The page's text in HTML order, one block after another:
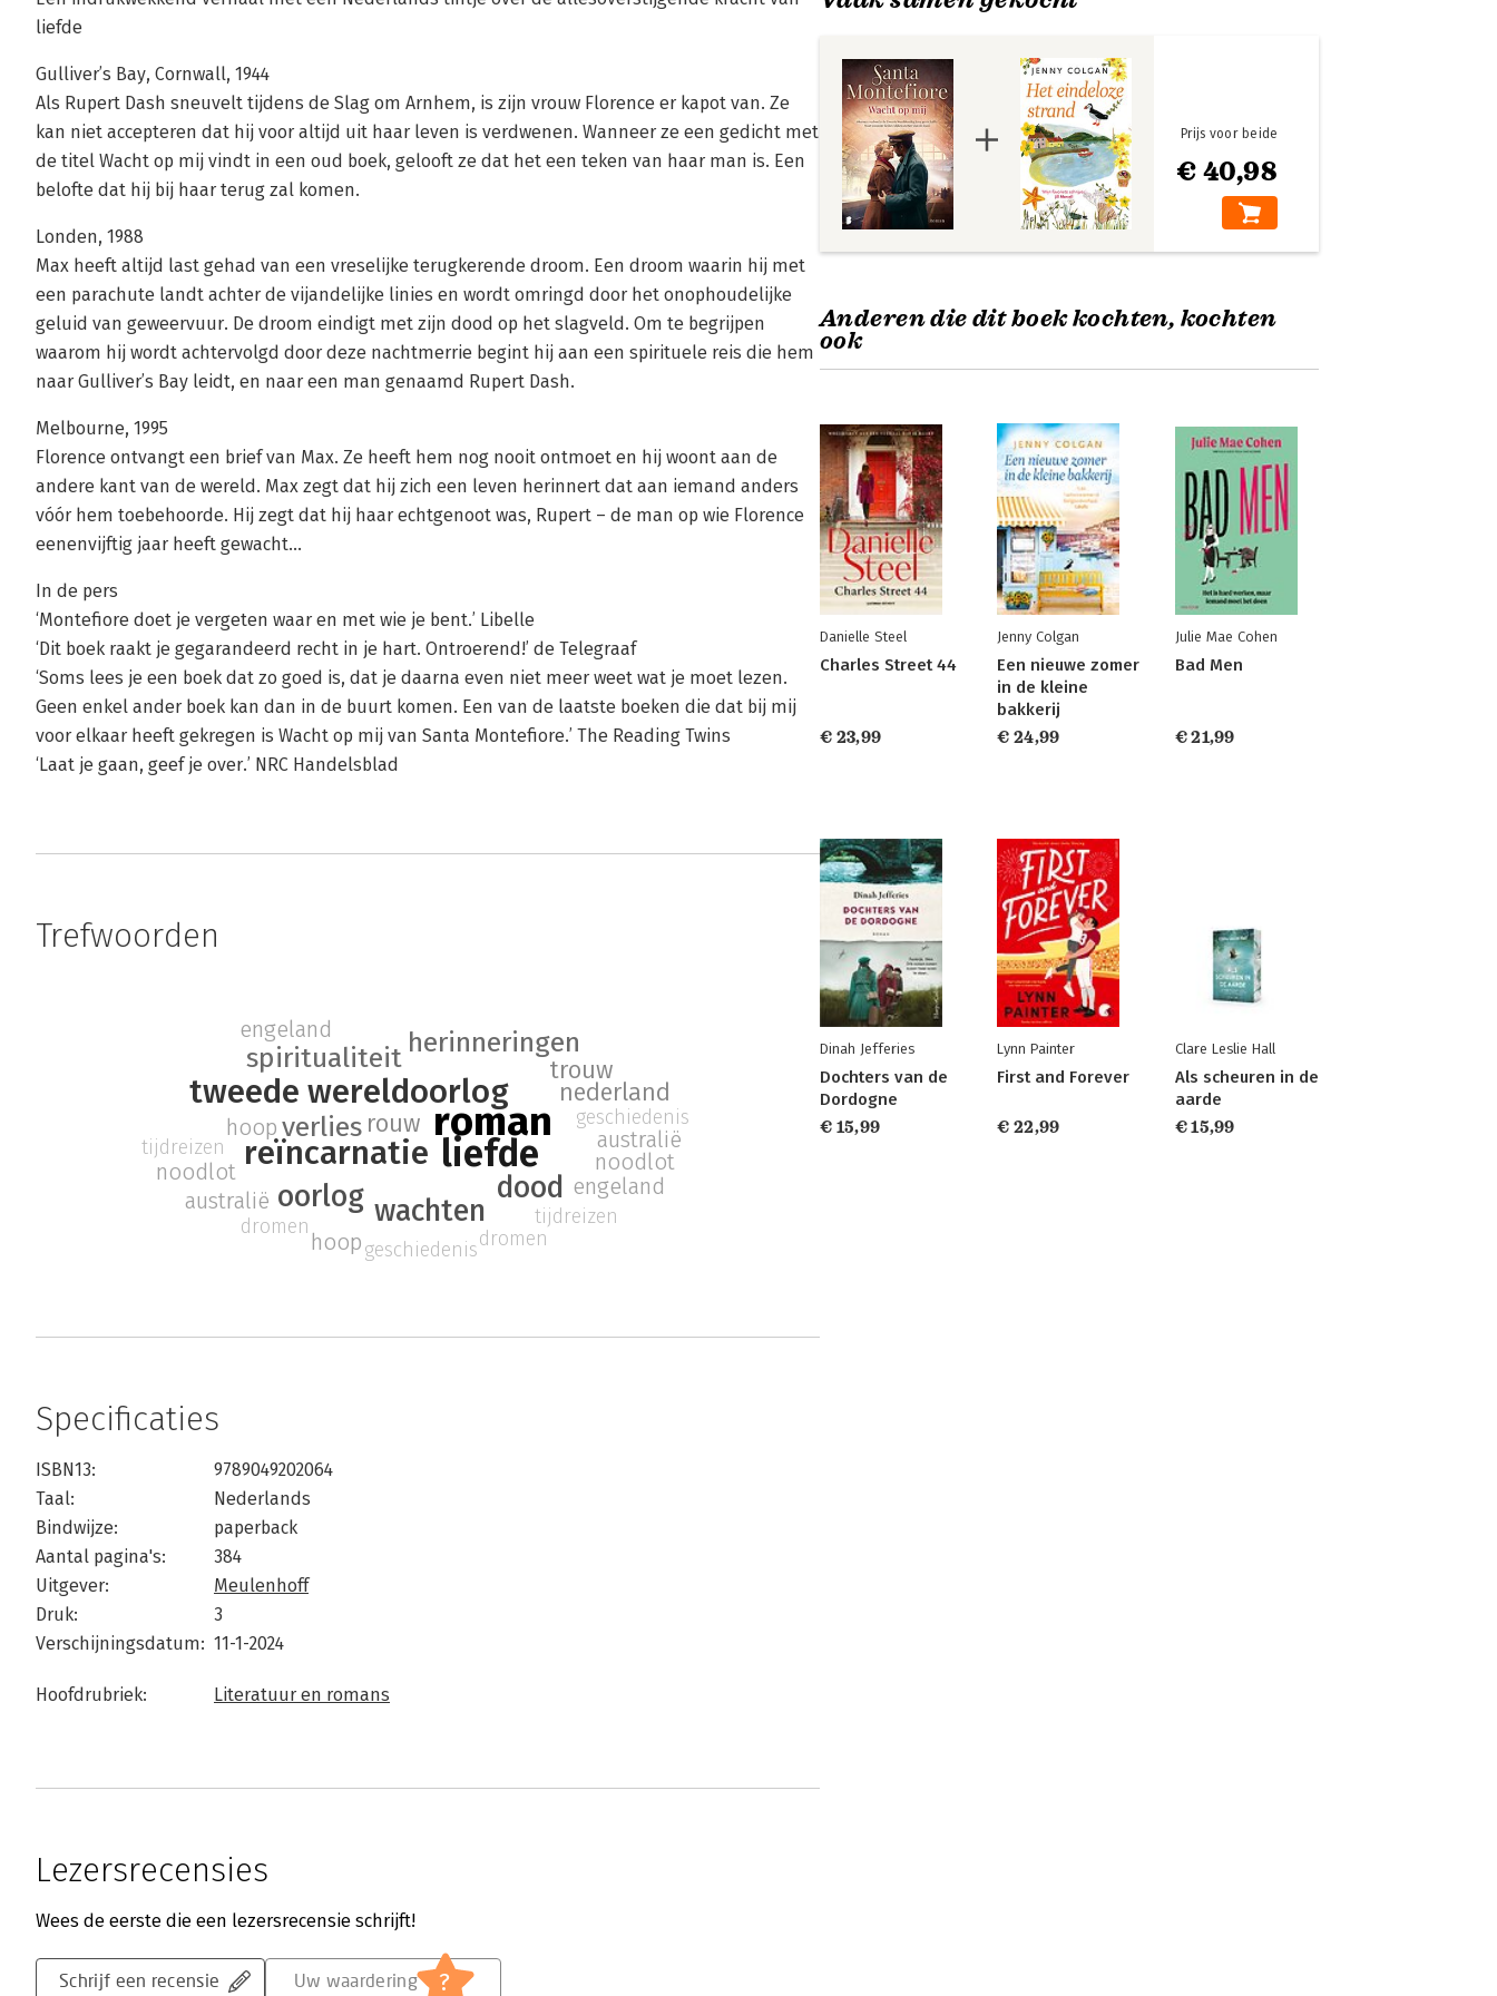
liefde
Gulliver’s Bay, Cornwall, 1944
Als Rupert Dash sneuvelt tijdens de Slag om Arnhem, is zijn vrouw Florence er kapot van. Ze
kan niet accepteren dat hij voor altijd uit haar leven is verdwenen. Wanneer ze een gedicht met
de titel Wacht op mij vindt in een oud boek, gelooft ze dat het een teken van haar man is. Een
belofte dat hij bij haar terug zal komen.
Londen, 1988
Max heeft altijd last gehad van een vreselijke terugkerende droom. Een droom waarin hij met
een parachute landt achter de vijandelijke linies en wordt omringd door het onophoudelijke
geluid van geweervuur. De droom eindigt met zijn dood op het slagveld. Om te begrijpen
waarom hij wordt achtervolgd door deze nachtmerrie begint hij aan een spirituele reis die hem
naar Gulliver’s Bay leidt, en naar een man genaamd Rupert Dash.
Melbourne, 1995
Florence ontvangt een brief van Max. Ze heeft hem nog nooit ontmoet en hij woont aan de
andere kant van de wereld. Max zegt dat hij zich een leven herinnert dat aan iemand anders
vóór hem toebehoorde. Hij zegt dat hij haar echtgenoot was, Rupert – de man op wie Florence
eenenvijftig jaar heeft gewacht...
In de pers
‘Montefiore doet je vergeten waar en met wie je bent.’ Libelle
‘Dit boek raakt je gegarandeerd recht in je hart. Ontroerend!’ de Telegraaf
‘Soms lees je een boek dat zo goed is, dat je daarna even niet meer weet wat je moet lezen.
Geen enkel ander boek kan dan in de buurt komen. Een van de laatste boeken die dat bij mij
voor elkaar heeft gekregen is Wacht op mij van Santa Montefiore.’ The Reading Twins
‘Laat je gaan, geef je over.’ NRC Handelsblad
Trefwoorden
roman
liefde
reïncarnatie
tweede wereldoorlog
dood
wachten
oorlog
spiritualiteit
verlies
herinneringen
trouw
nederland
rouw
geschiedenis
hoop
australië
noodlot
engeland
tijdreizen
dromen
geschiedenis
hoop
australië
noodlot
engeland
tijdreizen
dromen
Specificaties
ISBN13:
9789049202064
Taal:
Nederlands
Bindwijze:
paperback
Aantal pagina's:
384
Uitgever:
Meulenhoff
Druk:
3
Verschijningsdatum: 11-1-2024
Hoofdrubriek: Literatuur en romans
Lezersrecensies
Wees de eerste die een lezersrecensie schrijft!
Schrijf een recensie Uw waardering ?
€ 40,98
Prijs voor beide
Anderen die dit boek kochten, kochten
ook
Danielle Steel
Charles Street 44
€ 23,99
Jenny Colgan
Een nieuwe zomer
in de kleine
bakkerij
€ 24,99
Julie Mae Cohen
Bad Men
€ 21,99
Dinah Jefferies
Dochters van de
Dordogne
€ 15,99
Lynn Painter
First and Forever
€ 22,99
Clare Leslie Hall
Als scheuren in de
aarde
€ 15,99